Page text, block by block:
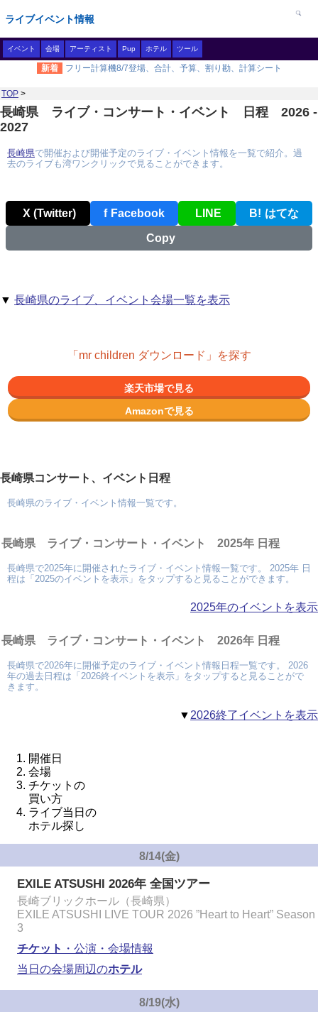
ライブイベント情報
イベント 会場 アーティスト Pup ホテル ツール
新着 フリー計算機8/7登場、合計、予算、割り勘、計算シート
TOP >
長崎県 ライブ・コンサート・イベント 日程 2026 -
2027
長崎県で開催および開催予定のライブ・イベント情報を一覧で紹介。過
去のライブも湾ワンクリックで見ることができます。
X (Twitter) f Facebook LINE B! はてな
Copy
▼ 長崎県のライブ、イベント会場一覧を表示
「mr children ダウンロード」を探す
楽天市場で見る
Amazonで見る
長崎県コンサート、イベント日程
長崎県のライブ・イベント情報一覧です。
長崎県 ライブ・コンサート・イベント 2025年 日程
長崎県で2025年に開催されたライブ・イベント情報一覧です。 2025年 日
程は「2025のイベントを表示」をタップすると見ることができます。
2025年のイベントを表示
長崎県 ライブ・コンサート・イベント 2026年 日程
長崎県で2026年に開催予定のライブ・イベント情報日程一覧です。 2026
年の過去日程は「2026終イベントを表示」をタップすると見ることがで
きます。
▼ 2026終了イベントを表示
開催日
会場
チケットの
買い方
ライブ当日の
ホテル探し
8/14(金)
EXILE ATSUSHI 2026年 全国ツアー
長崎ブリックホール（長崎県）
EXILE ATSUSHI LIVE TOUR 2026 ”Heart to Heart” Season
3
チケット ・公演・会場情報
当日の会場周辺のホテル
8/19(水)